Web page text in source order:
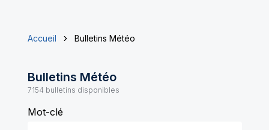
Accueil Bulletins Météo
Bulletins Météo
7154 bulletins disponibles
Mot-clé